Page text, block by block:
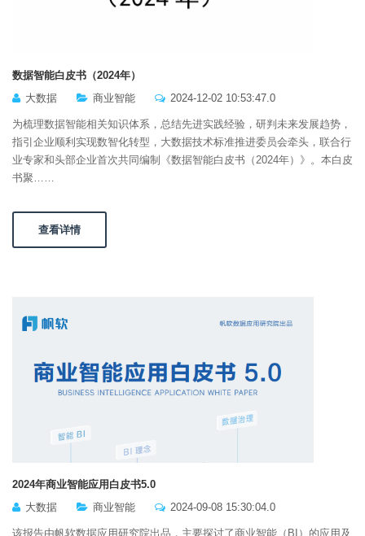
数据智能白皮书（2024年）
大数据
商业智能 2024-12-02 10:53:47.0
为梳理数据智能相关知识体系，总结先进实践经验，研判未来发展趋势，
指引企业顺利实现数智化转型，大数据技术标准推进委员会牵头，联合行
业专家和头部企业首次共同编制《数据智能白皮书（2024年）》。本白皮
书聚……
查看详情
2024年商业智能应用白皮书5.0
大数据
商业智能 2024-09-08 15:30:04.0
该报告由帆软数据应用研究院出品，主要探讨了商业智能（BI）的应用及